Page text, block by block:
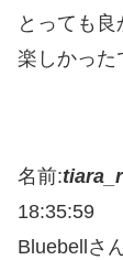
とっても良
楽しかった
名前:
18:35:59
Bluebellさ